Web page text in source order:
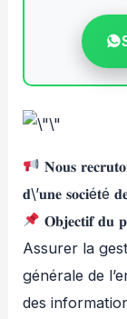
𝐍𝐨𝐮𝐬
𝐝\’𝐮𝐧𝐞 𝐬𝐨𝐜𝐢é𝐭é
𝐎𝐛𝐣𝐞𝐜𝐭𝐢𝐟 𝐝𝐮
Assurer la
générale de
des